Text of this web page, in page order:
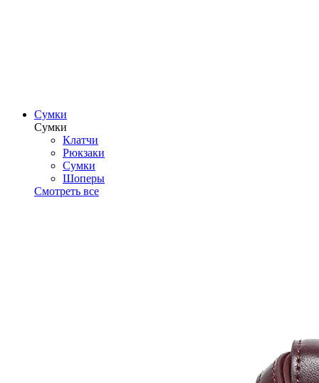
Сумки
Сумки
Клатчи
Рюкзаки
Сумки
Шоперы
Смотреть все